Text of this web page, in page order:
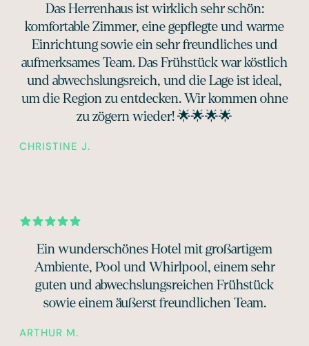
Das Herrenhaus ist wirklich sehr schön:
komfortable Zimmer, eine gepflegte und warme
Einrichtung sowie ein sehr freundliches und
aufmerksames Team. Das Frühstück war köstlich
und abwechslungsreich, und die Lage ist ideal,
um die Region zu entdecken. Wir kommen ohne
zu zögern wieder! 🌟🌟🌟🌟
CHRISTINE J.
Ein wunderschönes Hotel mit großartigem
Ambiente, Pool und Whirlpool, einem sehr
guten und abwechslungsreichen Frühstück
sowie einem äußerst freundlichen Team.
ARTHUR M.